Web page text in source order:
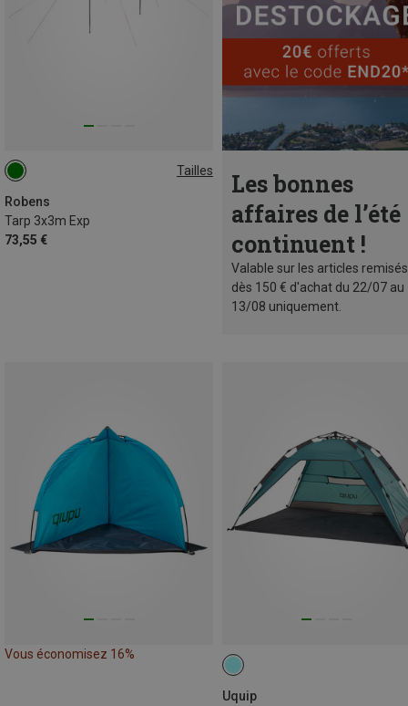
Tailles
Robens
Tarp 3x3m Exp
73,55 €
3X3M
Les bonnes
affaires de l’été
continuent !
Valable sur les articles remisés
dès 150 € d'achat du 22/07 au
13/08 uniquement.
Vous économisez 16%
Uquip